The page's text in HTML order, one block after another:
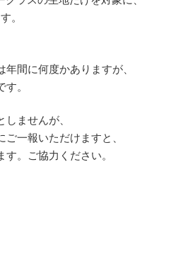
。
間に何度かありますが、
。
ませんが、
一報いただけますと、
。ご協力ください。